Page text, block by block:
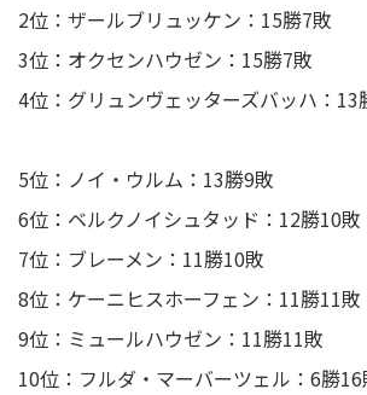
2位：ザールブリュッケン：15勝7敗
3位：オクセンハウゼン：15勝7敗
4位：グリュンヴェッターズバッハ：13
5位：ノイ・ウルム：13勝9敗
6位：ベルクノイシュタッド：12勝10敗
7位：ブレーメン：11勝10敗
8位：ケーニヒスホーフェン：11勝11敗
9位：ミュールハウゼン：11勝11敗
10位：フルダ・マーバーツェル：6勝16